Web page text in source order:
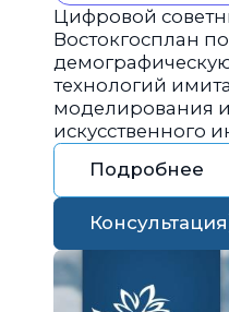
Цифровой
Востокгосплан
технологий
моделирования и
искусственного
Подробнее
Консультация